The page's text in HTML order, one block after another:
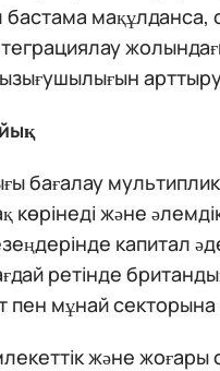
бастама
бағалау
көрінеді және
капитал
ретінде
пен мұнай
және